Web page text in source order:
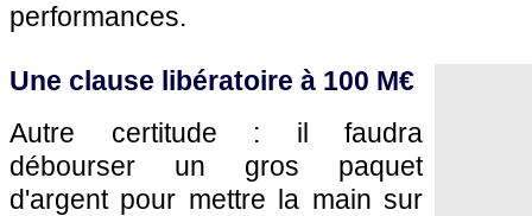
performances.
Une clause libératoire à 100 M€
Autre certitude : il faudra
débourser un gros paquet
d'argent pour mettre la main sur